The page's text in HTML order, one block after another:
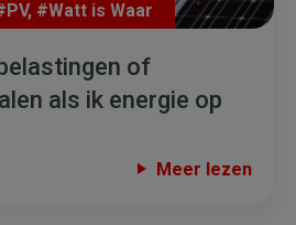
, #Watt is Waar
of
als ik energie op
Meer lezen